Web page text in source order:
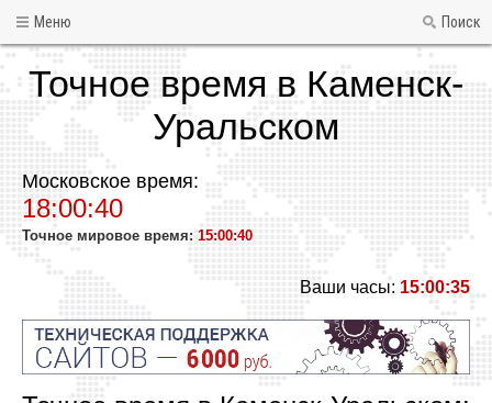
Меню Поиск
Точное время в Каменск-
Уральском
Московское время:
18:00:40
Точное мировое время: 15:00:40
Ваши часы: 15:00:35